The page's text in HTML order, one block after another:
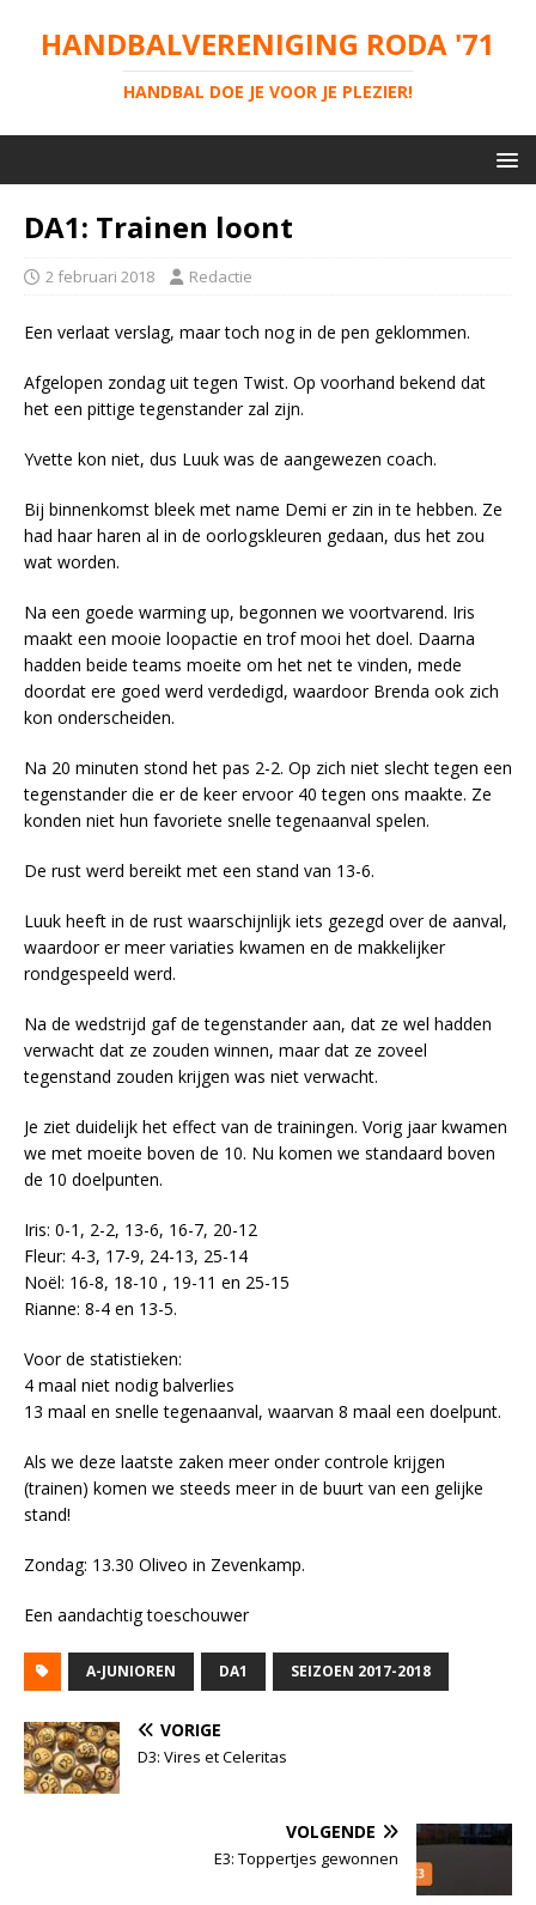
HANDBALVERENIGING RODA '71
HANDBAL DOE JE VOOR JE PLEZIER!
DA1: Trainen loont
2 februari 2018 Redactie
Een verlaat verslag, maar toch nog in de pen geklommen.
Afgelopen zondag uit tegen Twist. Op voorhand bekend dat
het een pittige tegenstander zal zijn.
Yvette kon niet, dus Luuk was de aangewezen coach.
Bij binnenkomst bleek met name Demi er zin in te hebben. Ze
had haar haren al in de oorlogskleuren gedaan, dus het zou
wat worden.
Na een goede warming up, begonnen we voortvarend. Iris
maakt een mooie loopactie en trof mooi het doel. Daarna
hadden beide teams moeite om het net te vinden, mede
doordat ere goed werd verdedigd, waardoor Brenda ook zich
kon onderscheiden.
Na 20 minuten stond het pas 2-2. Op zich niet slecht tegen een
tegenstander die er de keer ervoor 40 tegen ons maakte. Ze
konden niet hun favoriete snelle tegenaanval spelen.
De rust werd bereikt met een stand van 13-6.
Luuk heeft in de rust waarschijnlijk iets gezegd over de aanval,
waardoor er meer variaties kwamen en de makkelijker
rondgespeeld werd.
Na de wedstrijd gaf de tegenstander aan, dat ze wel hadden
verwacht dat ze zouden winnen, maar dat ze zoveel
tegenstand zouden krijgen was niet verwacht.
Je ziet duidelijk het effect van de trainingen. Vorig jaar kwamen
we met moeite boven de 10. Nu komen we standaard boven
de 10 doelpunten.
Iris: 0-1, 2-2, 13-6, 16-7, 20-12
Fleur: 4-3, 17-9, 24-13, 25-14
Noël: 16-8, 18-10 , 19-11 en 25-15
Rianne: 8-4 en 13-5.
Voor de statistieken:
4 maal niet nodig balverlies
13 maal en snelle tegenaanval, waarvan 8 maal een doelpunt.
Als we deze laatste zaken meer onder controle krijgen
(trainen) komen we steeds meer in de buurt van een gelijke
stand!
Zondag: 13.30 Oliveo in Zevenkamp.
Een aandachtig toeschouwer
A-JUNIOREN DA1 SEIZOEN 2017-2018
VORIGE
D3: Vires et Celeritas
VOLGENDE
E3: Toppertjes gewonnen